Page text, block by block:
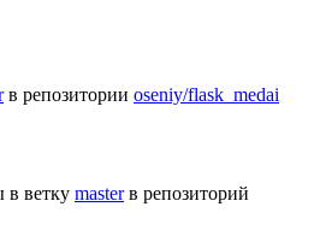
в репозитории oseniy/flask_medai
в ветку master в репозиторий